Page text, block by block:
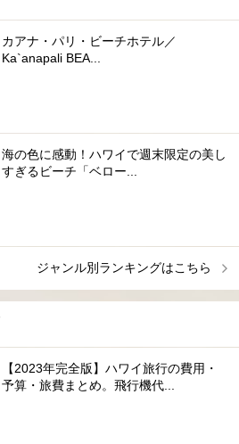
カアナ・パリ・ビーチホテル／
Ka`anapali BEA...
海の色に感動！ハワイで週末限定の美し
すぎるビーチ「ベロー...
ジャンル別ランキングはこちら
【2023年完全版】ハワイ旅行の費用・
予算・旅費まとめ。飛行機代...